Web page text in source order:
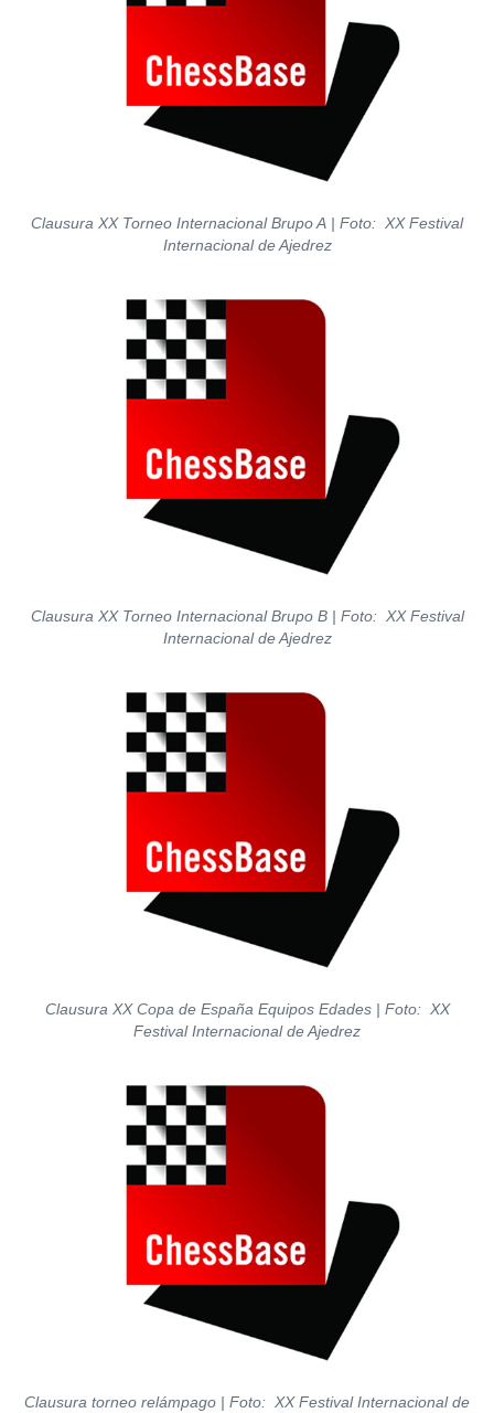
Clausura XX Torneo Internacional Brupo A | Foto: XX Festival
Internacional de Ajedrez
Clausura XX Torneo Internacional Brupo B | Foto: XX Festival
Internacional de Ajedrez
Clausura XX Copa de España Equipos Edades | Foto: XX
Festival Internacional de Ajedrez
Clausura torneo relámpago | Foto: XX Festival Internacional de